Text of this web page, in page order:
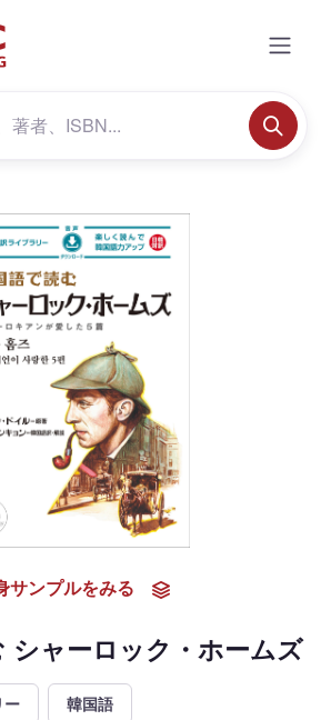
サンプルをみる
シャーロック・ホームズ
ー 韓国語